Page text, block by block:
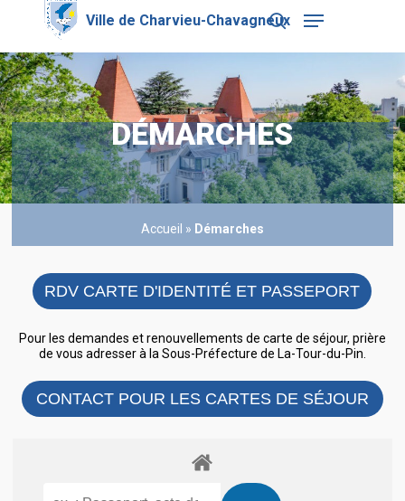
content
search
Menu
DÉMARCHES
Accueil » Démarches
RDV CARTE D'IDENTITÉ ET PASSEPORT
Pour les demandes et renouvellements de carte de séjour, prière
de vous adresser à la Sous-Préfecture de La-Tour-du-Pin.
CONTACT POUR LES CARTES DE SÉJOUR
Close